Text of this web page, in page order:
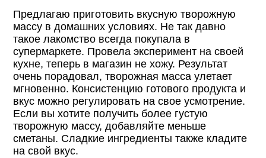
Предлагаю приготовить вкусную творожную
массу в домашних условиях. Не так давно
такое лакомство всегда покупала в
супермаркете. Провела эксперимент на своей
кухне, теперь в магазин не хожу. Результат
очень порадовал, творожная масса улетает
мгновенно. Консистенцию готового продукта и
вкус можно регулировать на свое усмотрение.
Если вы хотите получить более густую
творожную массу, добавляйте меньше
сметаны. Сладкие ингредиенты также кладите
на свой вкус.